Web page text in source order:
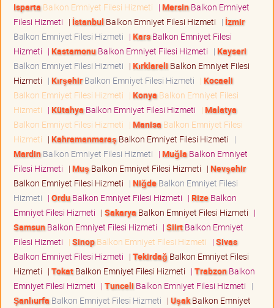
Isparta Balkon Emniyet Filesi Hizmeti | MersinBalkon Emniyet
Filesi Hizmeti | İstanbul Balkon Emniyet Filesi Hizmeti | İzmir
Balkon Emniyet Filesi Hizmeti | KarsBalkon Emniyet Filesi
Hizmeti | KastamonuBalkon Emniyet Filesi Hizmeti | Kayseri
Balkon Emniyet Filesi Hizmeti | Kırklareli Balkon Emniyet Filesi
Hizmeti | KırşehirBalkon Emniyet Filesi Hizmeti | Kocaeli
Balkon Emniyet Filesi Hizmeti | Konya Balkon Emniyet Filesi
Hizmeti | Kütahya Balkon Emniyet Filesi Hizmeti | Malatya
Balkon Emniyet Filesi Hizmeti | Manisa Balkon Emniyet Filesi
Hizmeti | Kahramanmaraş Balkon Emniyet Filesi Hizmeti |
MardinBalkon Emniyet Filesi Hizmeti | Muğla Balkon Emniyet
Filesi Hizmeti | Muş Balkon Emniyet Filesi Hizmeti | Nevşehir
Balkon Emniyet Filesi Hizmeti | NiğdeBalkon Emniyet Filesi
Hizmeti | OrduBalkon Emniyet Filesi Hizmeti | RizeBalkon
Emniyet Filesi Hizmeti | Sakarya Balkon Emniyet Filesi Hizmeti |
SamsunBalkon Emniyet Filesi Hizmeti | SiirtBalkon Emniyet
Filesi Hizmeti | SinopBalkon Emniyet Filesi Hizmeti | Sivas
Balkon Emniyet Filesi Hizmeti | Tekirdağ Balkon Emniyet Filesi
Hizmeti | TokatBalkon Emniyet Filesi Hizmeti | TrabzonBalkon
Emniyet Filesi Hizmeti | Tunceli Balkon Emniyet Filesi Hizmeti |
Şanlıurfa Balkon Emniyet Filesi Hizmeti | UşakBalkon Emniyet